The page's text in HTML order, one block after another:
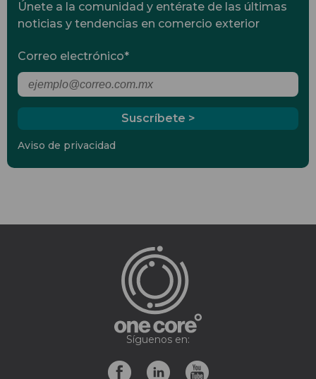
Únete a la comunidad y entérate de las últimas
noticias y tendencias en comercio exterior
Correo electrónico*
Aviso de privacidad
Síguenos en: